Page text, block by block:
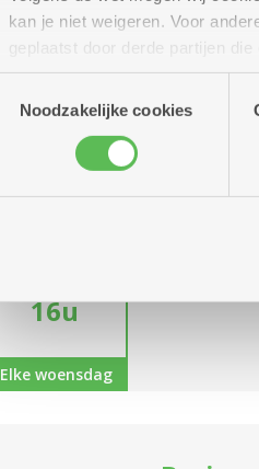
kan je niet weigeren. Voor
geplaatst door derde partijen
(geanonimiseerd) gebruik van
combineren met andere
Noodzakelijke cookies
Elke dinsdag
woensdag
26
16u
Elke woensdag